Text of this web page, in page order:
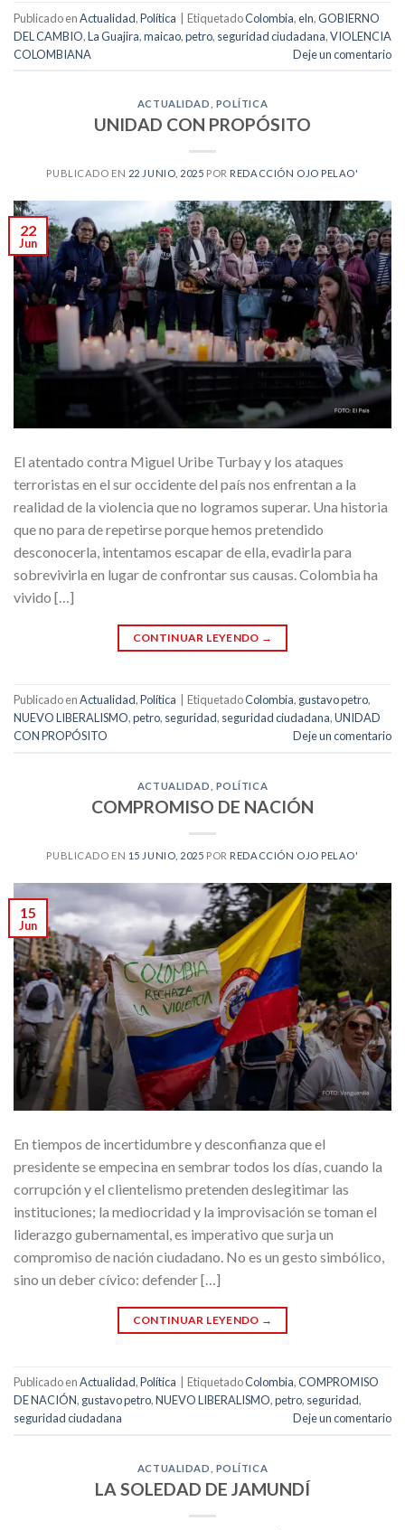
Publicado enActualidad,Política | EtiquetadoColombia,eln,GOBIERNO
DEL CAMBIO,La Guajira,maicao,petro, seguridad ciudadana,VIOLENCIA
COLOMBIANA
Deje un comentario
ACTUALIDAD POLÍTICA
UNIDAD CON PROPÓSITO
PUBLICADO EN 22 JUNIO, 2025 POR REDACCIÓN OJO PELAO'
22
Jun
El atentado contra Miguel Uribe Turbay y los ataques
terroristas en el sur occidente del país nos enfrentan a la
realidad de la violencia que no logramos superar. Una historia
que no para de repetirse porque hemos pretendido
desconocerla, intentamos escapar de ella, evadirla para
sobrevivirla en lugar de confrontar sus causas. Colombia ha
vivido […]
CONTINUAR LEYENDO →
Publicado enActualidad,Política EtiquetadoColombia, gustavo petro,
NUEVO LIBERALISMO,petro, seguridad, seguridad ciudadana,UNIDAD
CON PROPÓSITO
Deje un comentario
ACTUALIDAD POLÍTICA
COMPROMISO DE NACIÓN
PUBLICADO EN 15 JUNIO, 2025 POR REDACCIÓN OJO PELAO'
15
Jun
En tiempos de incertidumbre y desconfianza que el
presidente se empecina en sembrar todos los días, cuando la
corrupción y el clientelismo pretenden deslegitimar las
instituciones; la mediocridad y la improvisación se toman el
liderazgo gubernamental, es imperativo que surja un
compromiso de nación ciudadano. No es un gesto simbólico,
sino un deber cívico: defender […]
CONTINUAR LEYENDO →
Publicado enActualidad,Política EtiquetadoColombia,COMPROMISO
DE NACIÓN, gustavo petro,NUEVO LIBERALISMO,petro, seguridad,
seguridad ciudadana
Deje un comentario
ACTUALIDAD POLÍTICA
LA SOLEDAD DE JAMUNDÍ